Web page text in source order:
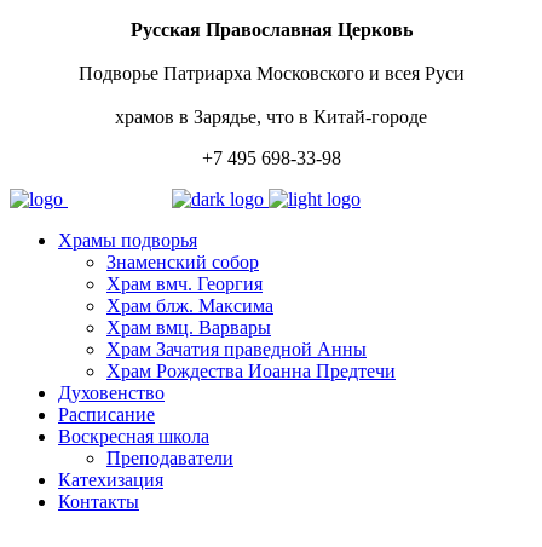
Русская Православная Церковь
Подворье Патриарха Московского и всея Руси
храмов в Зарядье, что в Китай-городе
+7 495 698-33-98
Храмы подворья
Знаменский собор
Храм вмч. Георгия
Храм блж. Максима
Храм вмц. Варвары
Храм Зачатия праведной Анны
Храм Рождества Иоанна Предтечи
Духовенство
Расписание
Воскресная школа
Преподаватели
Катехизация
Контакты